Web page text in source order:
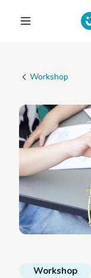
Workshop
Workshop